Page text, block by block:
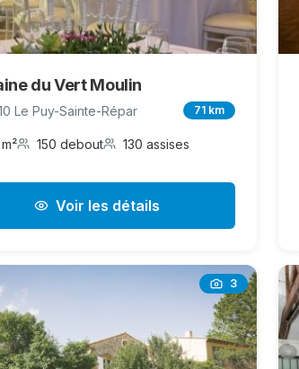
du Vert Moulin
Le Puy-Sainte-Répar 71 km
150 debout 130 assises
Voir les détails
3